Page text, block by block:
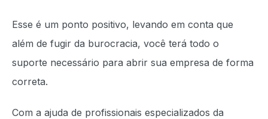
Esse é um ponto positivo, levando em conta que
além de fugir da burocracia, você terá todo o
suporte necessário para abrir sua empresa de forma
correta.
Com a ajuda de profissionais especializados da